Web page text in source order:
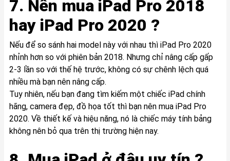
7. Nên mua iPad Pro 2018
hay iPad Pro 2020 ?
Nếu để so sánh hai model này với nhau thì iPad Pro 2020
nhỉnh hơn so với phiên bản 2018. Nhưng chỉ nâng cấp gấp
2-3 lần so với thế hệ trước, không có sự chênh lệch quá
nhiều mà bạn nên nâng cấp.
Tuy nhiên, nếu bạn đang tìm kiếm một chiếc iPad chính
hãng, camera đẹp, đồ họa tốt thì bạn nên mua iPad Pro
2020. Về thiết kế và hiệu năng, nó là chiếc máy tính bảng
không nên bỏ qua trên thị trường hiện nay.